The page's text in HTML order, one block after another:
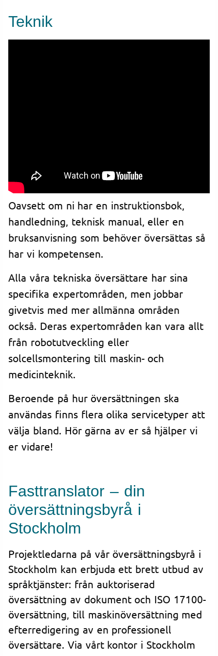
Teknik
Oavsett om ni har en instruktionsbok,
handledning, teknisk manual, eller en
bruksanvisning som behöver översättas så
har vi kompetensen.
Alla våra tekniska översättare har sina
specifika expertområden, men jobbar
givetvis med mer allmänna områden
också. Deras expertområden kan vara allt
från robotutveckling eller
solcellsmontering till maskin- och
medicinteknik.
Beroende på hur översättningen ska
användas finns flera olika servicetyper att
välja bland. Hör gärna av er så hjälper vi
er vidare!
Fasttranslator – din
översättningsbyrå i
Stockholm
Projektledarna på vår översättningsbyrå i
Stockholm kan erbjuda ett brett utbud av
språktjänster: från auktoriserad
översättning av dokument och ISO 17100-
översättning, till maskinöversättning med
efterredigering av en professionell
översättare. Via vårt kontor i Stockholm